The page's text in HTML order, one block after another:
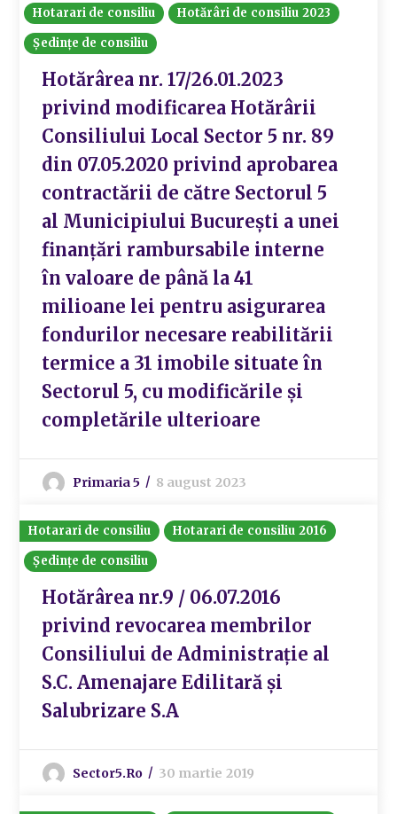
Hotarari de consiliu
Hotărâri de consiliu 2023
Ședințe de consiliu
Hotărârea nr. 17/26.01.2023
privind modificarea Hotărârii
Consiliului Local Sector 5 nr. 89
din 07.05.2020 privind aprobarea
contractării de către Sectorul 5
al Municipiului București a unei
finanțări rambursabile interne
în valoare de până la 41
milioane lei pentru asigurarea
fondurilor necesare reabilitării
termice a 31 imobile situate în
Sectorul 5, cu modificările și
completările ulterioare
Primaria 5 8 august 2023
Hotarari de consiliu
Hotarari de consiliu 2016
Ședințe de consiliu
Hotărârea nr.9 / 06.07.2016
privind revocarea membrilor
Consiliului de Administrație al
S.C. Amenajare Edilitară și
Salubrizare S.A
Sector5.ro 30 martie 2019